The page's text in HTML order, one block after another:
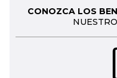
CONOZCA LOS